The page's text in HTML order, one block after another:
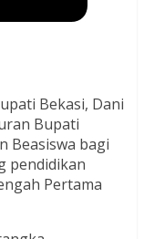
Bekasi, Dani
Bupati
Beasiswa bagi
pendidikan
Pertama